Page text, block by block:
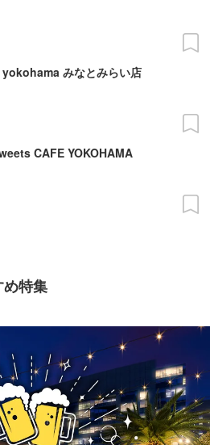
みなとみらい店
CAFE YOKOHAMA
特集